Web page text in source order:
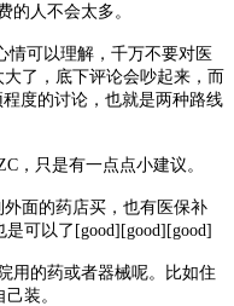
的人不会太多。
情可以理解，千万不要对医
了，底下评论会吵起来，而
度的讨论，也就是两种路线
，只是有一点点小建议。
面的药店买，也有医保补
是可以了 [good][good][good]
用的药或者器械呢。比如住
装。